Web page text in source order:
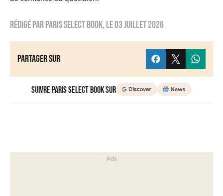
Rédigé parParis Select Book, le03 juillet 2026
Partager sur
Suivre Paris Select Book sur